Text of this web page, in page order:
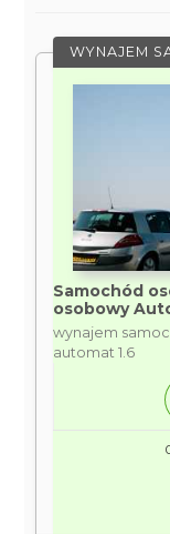
WYNAJEM
Samochód
osobowy
wynajem
automat 1.6